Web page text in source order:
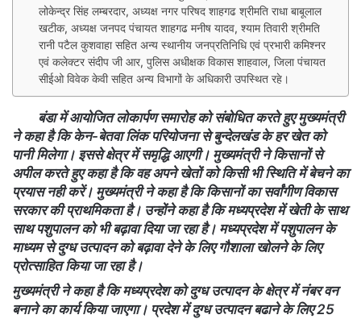
लोकेन्द्र सिंह लम्बरदार, अध्यक्ष नगर परिषद शाहगढ श्रीमति राधा बाबूलाल
खटीक, अध्यक्ष जनपद पंचायत शाहगढ मनीष यादव, श्याम तिवारी श्रीमति
रानी पटैल कुशवाहा सहित अन्य स्थानीय जनप्रतिनिधि एवं प्रभारी कमिश्नर
एवं कलेक्टर संदीप जी आर, पुलिस अधीक्षक विकास शाहवाल, जिला पंचायत
सीईओ विवेक केवी सहित अन्य विभागों के अधिकारी उपस्थित रहे।
बंडा में आयोजित लोकार्पण समारोह को संबोधित करते हुए मुख्यमंत्री
ने कहा है कि केन-बेतवा लिंक परियोजना से बुन्देलखंड के हर खेत को
पानी मिलेगा। इससे क्षेत्र में समृद्धि आएगी। मुख्यमंत्री ने किसानों से
अपील करते हुए कहा है कि वह अपने खेतों को किसी भी स्थिति में बेचने का
प्रयास नही करें। मुख्यमंत्री ने कहा है कि किसानों का सर्वांगीण विकास
सरकार की प्राथमिकता है। उन्होंने कहा है कि मध्यप्रदेश में खेती के साथ
साथ पशुपालन को भी बढ़ावा दिया जा रहा है। मध्यप्रदेश में पशुपालन के
माध्यम से दुग्ध उत्पादन को बढ़ावा देने के लिए गौशाला खोलने के लिए
प्रोत्साहित किया जा रहा है।
मुख्यमंत्री ने कहा है कि मध्यप्रदेश को दुग्ध उत्पादन के क्षेत्र में नंबर वन
बनाने का कार्य किया जाएगा। प्रदेश में दुग्ध उत्पादन बढाने के लिए 25